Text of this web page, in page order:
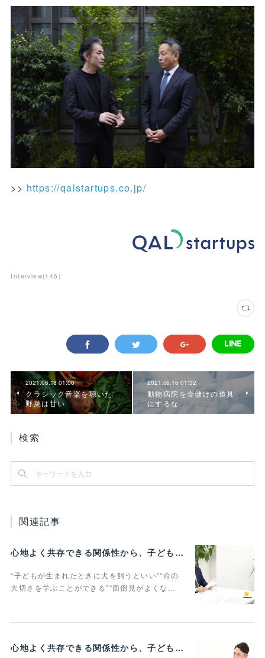
>> https://qalstartups.co.jp/
Interview(146 )
2021.06.18 01:00
クラシック音楽を聴いた
野菜は甘い
2021.06.16 01:32
動物病院を金儲けの道具
にするな
検索
関連記事
心地よく共存できる関係性から、子どもの発達に動物がよりよい影響を与える Vol.3
“子どもが生まれたときに犬を飼うといい”“命の
大切さを学ぶことができる”“面倒見がよくな…
心地よく共存できる関係性から、子どもの発達に動物がよりよい影響を与える Vol.2